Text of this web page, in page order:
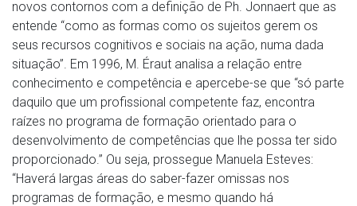
novos contornos com a definição de Ph. Jonnaert que as
entende “como as formas como os sujeitos gerem os
seus recursos cognitivos e sociais na ação, numa dada
situação”. Em 1996, M. Éraut analisa a relação entre
conhecimento e competência e apercebe-se que “só parte
daquilo que um profissional competente faz, encontra
raízes no programa de formação orientado para o
desenvolvimento de competências que lhe possa ter sido
proporcionado.” Ou seja, prossegue Manuela Esteves:
“Haverá largas áreas do saber-fazer omissas nos
programas de formação, e mesmo quando há